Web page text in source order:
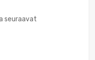
seuraavat